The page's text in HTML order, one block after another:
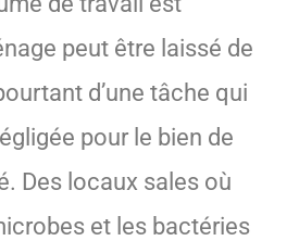
peut être laissé de
d’une tâche qui
pour le bien de
Des locaux sales où
et les bactéries